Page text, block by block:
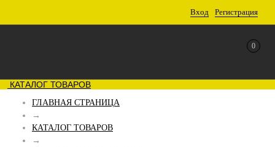
Вход Регистрация
0
КАТАЛОГ ТОВАРОВ
ГЛАВНАЯ СТРАНИЦА
→
КАТАЛОГ ТОВАРОВ
→